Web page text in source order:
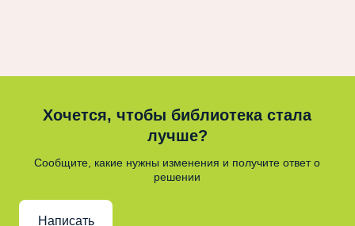
Хочется, чтобы библиотека стала
лучше?
Сообщите, какие нужны изменения и получите ответ о
решении
Написать